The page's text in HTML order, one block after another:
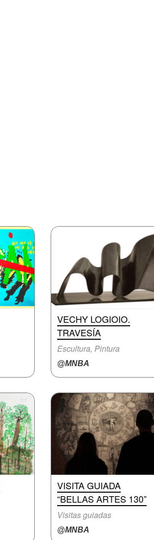
VECHY LOGIOIO.
TRAVESÍA
Escultura, Pintura
@MNBA
VISITA GUIADA
“BELLAS ARTES 130”
Visitas guiadas
@MNBA